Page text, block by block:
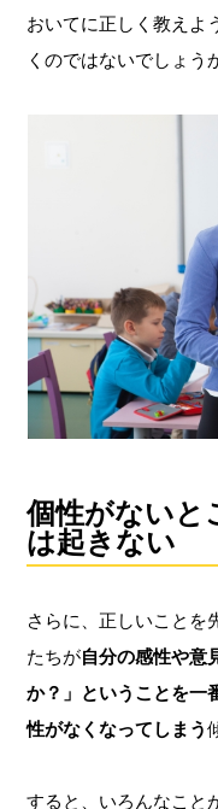
おいてに正しく教えよ
くのではないでしょう
個性がないと
は起きない
さらに、正しいことを
たちが自分の感性や意
か？」ということを一
性がなくなってしまう
すると、いろんなこと